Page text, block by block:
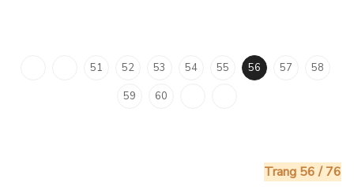
51 52 53 54 55 56 57
58
59
60
Trang 56 / 76